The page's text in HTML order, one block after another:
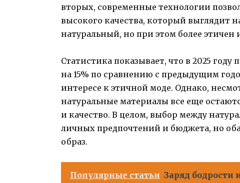
вторых, современные технологии
высокого качества, который выглядит
натуральный, но при этом более этичен
Статистика показывает, что в 2025
на 15% по сравнению с предыдущим
интересе к этичной моде. Однако,
натуральные материалы все еще
и качество. В целом, выбор между
личных предпочтений и бюджета, но
образ.
Популярные статьи Заряд бодрости